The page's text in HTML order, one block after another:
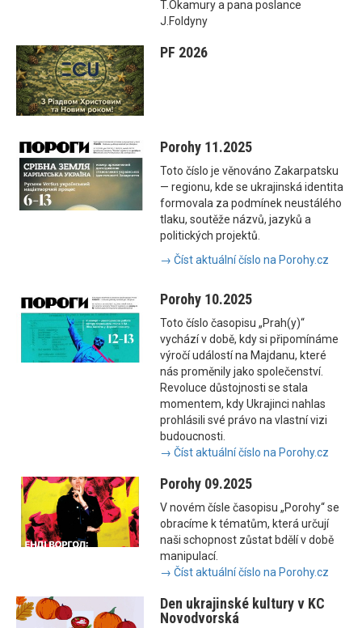
T.Okamury a pana poslance
J.Foldyny
PF 2026
Porohy 11.2025
Toto číslo je věnováno Zakarpatsku
— regionu, kde se ukrajinská identita
formovala za podmínek neustálého
tlaku, soutěže názvů, jazyků a
politických projektů.
→ Číst aktuální číslo na Porohy.cz
Porohy 10.2025
Toto číslo časopisu „Prah(y)“
vychází v době, kdy si připomínáme
výročí událostí na Majdanu, které
nás proměnily jako společenství.
Revoluce důstojnosti se stala
momentem, kdy Ukrajinci nahlas
prohlásili své právo na vlastní vizi
budoucnosti.
→ Číst aktuální číslo na Porohy.cz
Porohy 09.2025
V novém čísle časopisu „Porohy“ se
obracíme k tématům, která určují
naši schopnost zůstat bdělí v době
manipulací.
→ Číst aktuální číslo na Porohy.cz
Den ukrajinské kultury v KC
Novodvorská